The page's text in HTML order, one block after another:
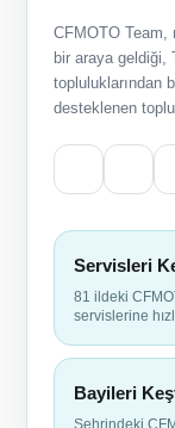
CFMOTO Team,
bir araya geldiği,
topluluklarından
desteklenen
Servisleri
81 ildeki
servislerine
Bayileri